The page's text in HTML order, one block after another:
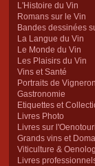
L'Histoire du Vin
Romans sur le Vin
Bandes dessinées
La Langue du Vin
Le Monde du Vin
Les Plaisirs du Vin
Vins et Santé
Portraits de
Gastronomie
Etiquettes et
Livres Photo
Livres sur
Grands vins et
Viticulture &
Livres